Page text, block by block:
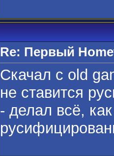
Re: Первый
Скачал с old
не ставится
- делал всё,